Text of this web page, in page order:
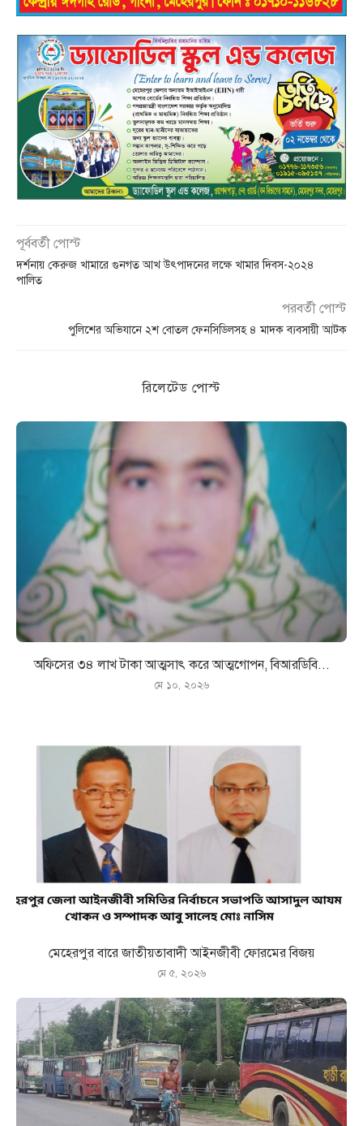
পূর্ববর্তী পোস্ট
দর্শনায় কেরুজ খামারে গুনগত আখ উৎপাদনের লক্ষে খামার দিবস-২০২৪
পালিত
পরবর্তী পোস্ট
পুলিশের অভিযানে ২শ বোতল ফেনসিডিলসহ ৪ মাদক ব্যবসায়ী আটক
রিলেটেড পোস্ট
অফিসের ৩৪ লাখ টাকা আত্মসাৎ করে আত্মগোপন, বিআরডিবি...
মে ১০, ২০২৬
মেহেরপুর বারে জাতীয়তাবাদী আইনজীবী ফোরমের বিজয়
মে ৫, ২০২৬